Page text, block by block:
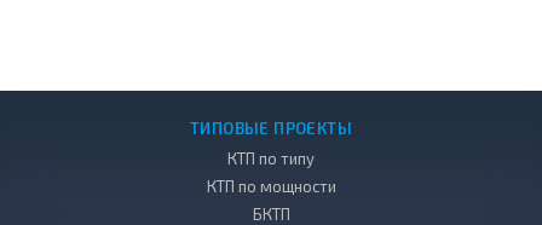
ТИПОВЫЕ ПРОЕКТЫ
КТП по типу
КТП по мощности
БКТП